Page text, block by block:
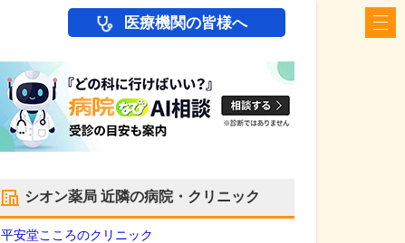
医療機関の皆様へ
シオン薬局 近隣の病院・クリニック
平安堂こころのクリニック